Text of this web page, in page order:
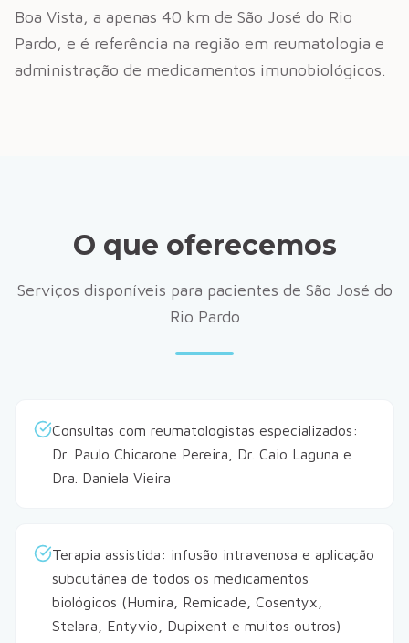
Boa Vista, a apenas 40 km de São José do Rio
Pardo, e é referência na região em reumatologia e
administração de medicamentos imunobiológicos.
O que oferecemos
Serviços disponíveis para pacientes de São José do
Rio Pardo
Consultas com reumatologistas especializados:
Dr. Paulo Chicarone Pereira, Dr. Caio Laguna e
Dra. Daniela Vieira
Terapia assistida: infusão intravenosa e aplicação
subcutânea de todos os medicamentos
biológicos (Humira, Remicade, Cosentyx,
Stelara, Entyvio, Dupixent e muitos outros)